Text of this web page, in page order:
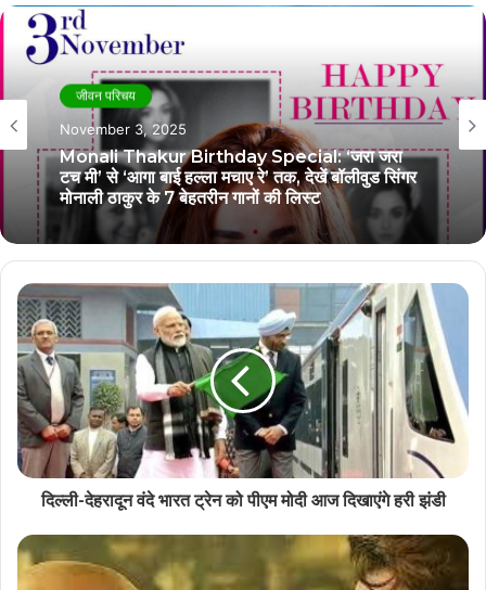
जीवन परिचय
November 3, 2025
Monali Thakur Birthday Special: ‘जरा जरा
टच मी’ से ‘आगा बाई हल्ला मचाए रे’ तक, देखें बॉलीवुड सिंगर
मोनाली ठाकुर के 7 बेहतरीन गानों की लिस्ट
दिल्ली-देहरादून वंदे भारत ट्रेन को पीएम मोदी आज दिखाएंगे हरी झंडी